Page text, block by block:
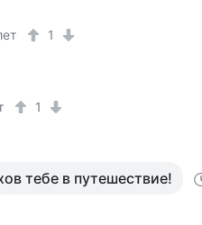
1
1
тебе в путешествие!